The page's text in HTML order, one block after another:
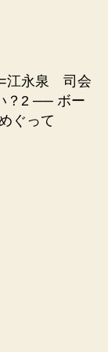
江永泉 司会
？2 ── ボー
ぐって